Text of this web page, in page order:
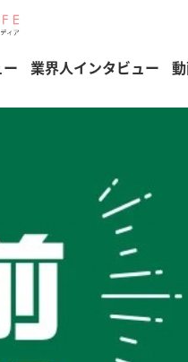
業界人インタビュー